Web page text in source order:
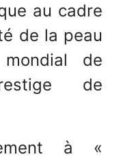
au cadre
de la peau
de
de
à «